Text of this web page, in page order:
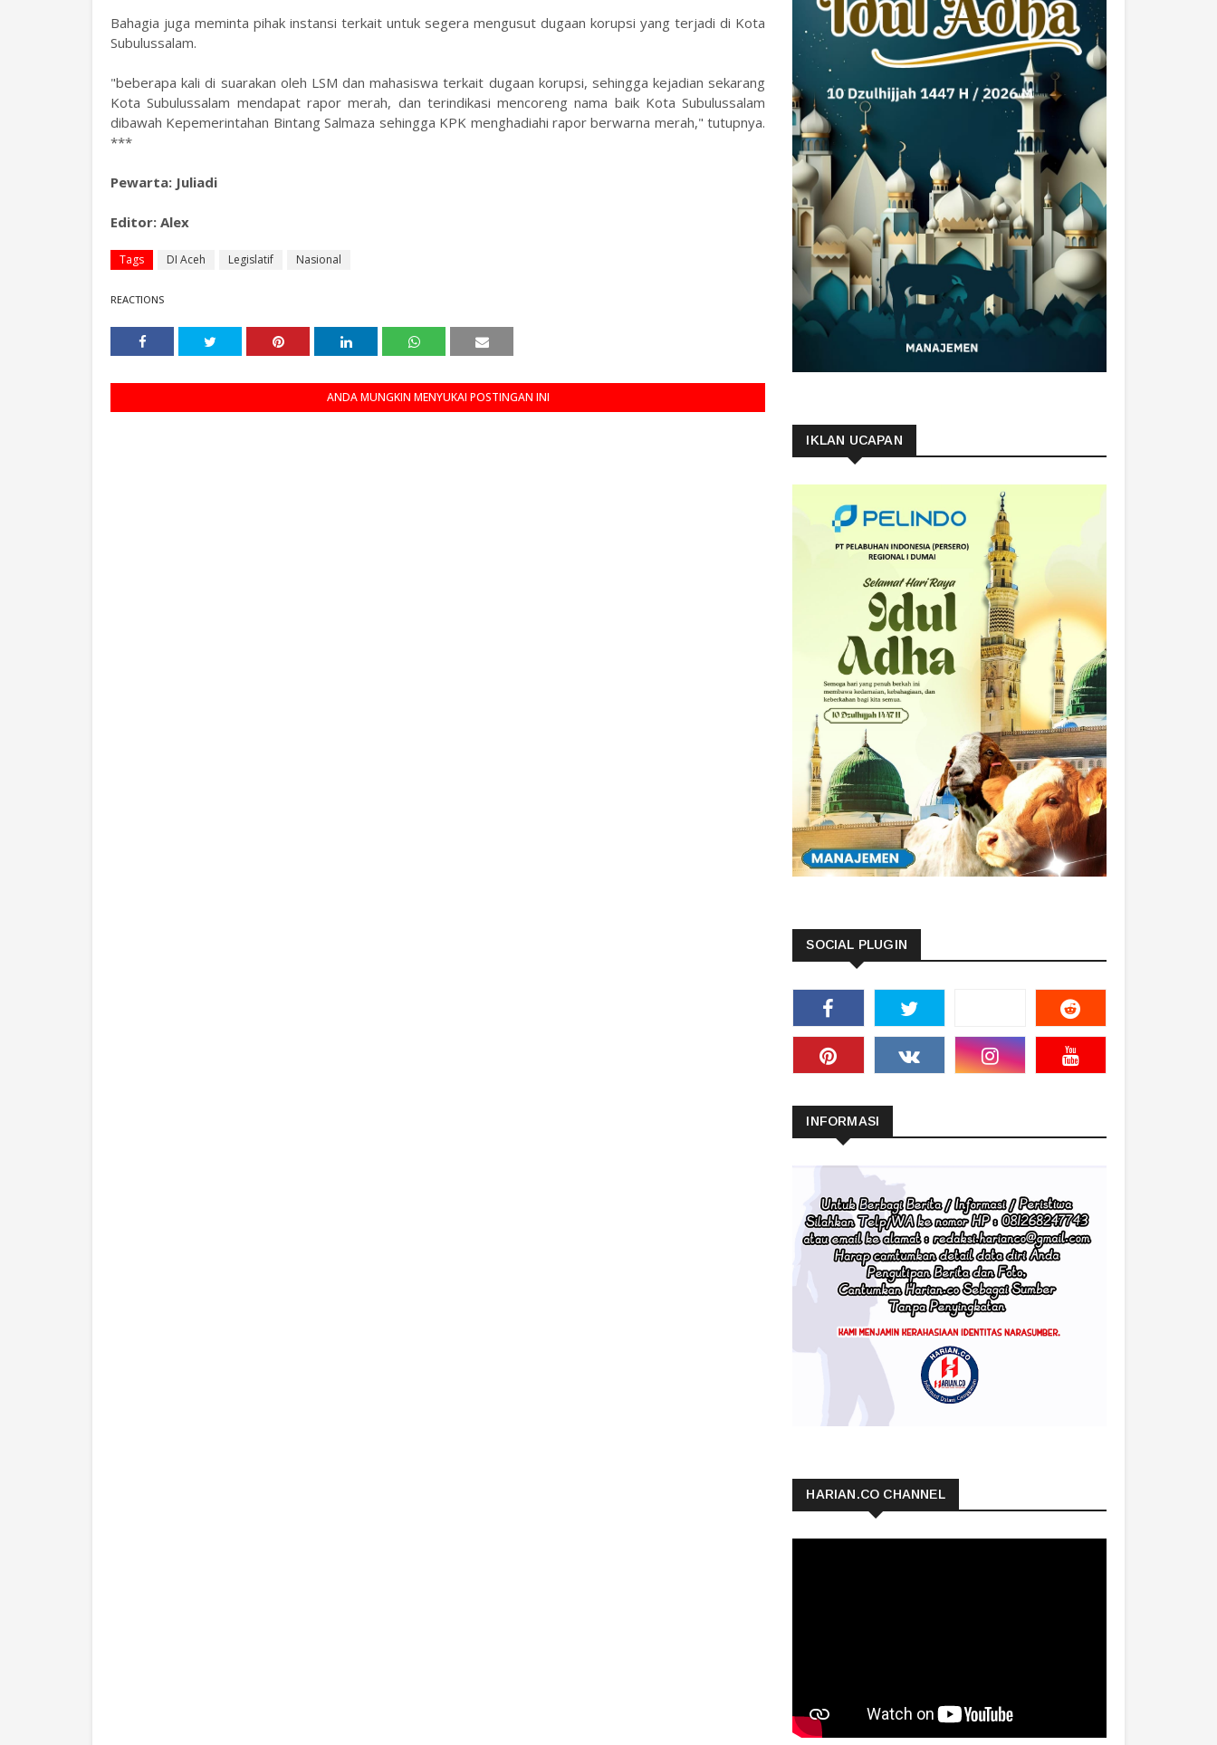
Bahagia juga meminta pihak instansi terkait untuk segera mengusut dugaan korupsi yang terjadi di Kota
Subulussalam.
"beberapa kali di suarakan oleh LSM dan mahasiswa terkait dugaan korupsi, sehingga kejadian sekarang
Kota Subulussalam mendapat rapor merah, dan terindikasi mencoreng nama baik Kota Subulussalam
dibawah Kepemerintahan Bintang Salmaza sehingga KPK menghadiahi rapor berwarna merah," tutupnya.
***
Pewarta: Juliadi
Editor: Alex
Tags DI Aceh Legislatif Nasional
REACTIONS
ANDA MUNGKIN MENYUKAI POSTINGAN INI
IKLAN UCAPAN
SOCIAL PLUGIN
INFORMASI
HARIAN.CO CHANNEL